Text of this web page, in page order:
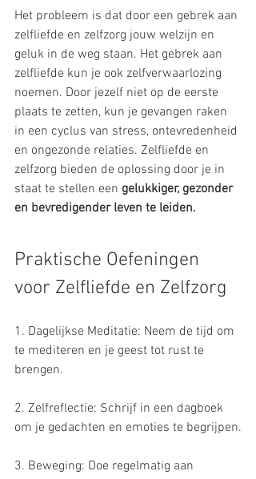
Het probleem is dat door een gebrek aan
zelfliefde en zelfzorg jouw welzijn en
geluk in de weg staan. Het gebrek aan
zelfliefde kun je ook zelfverwaarlozing
noemen. Door jezelf niet op de eerste
plaats te zetten, kun je gevangen raken
in een cyclus van stress, ontevredenheid
en ongezonde relaties. Zelfliefde en
zelfzorg bieden de oplossing door je in
staat te stellen een gelukkiger, gezonder
en bevredigender leven te leiden.
Praktische Oefeningen
voor Zelfliefde en Zelfzorg
1. Dagelijkse Meditatie: Neem de tijd om
te mediteren en je geest tot rust te
brengen.
2. Zelfreflectie: Schrijf in een dagboek
om je gedachten en emoties te begrijpen.
3. Beweging: Doe regelmatig aan